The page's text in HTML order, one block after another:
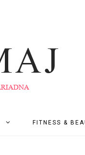
FITNESS &